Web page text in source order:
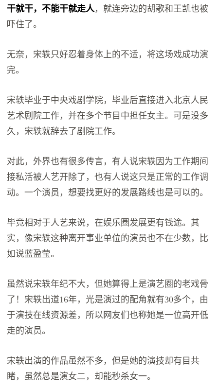
干就干，不能干就走人，就连旁边的胡歌和王凯也被
吓住了。
无奈，宋轶只好忍着身体上的不适，将这场戏成功演
完。
宋轶毕业于中央戏剧学院，毕业后直接进入北京人民
艺术剧院工作，并在多个节目中担任女主。可是没多
久，宋轶就辞去了剧院工作。
对此，外界也有很多传言，有人说宋轶因为工作期间
接私活被人艺开除了，也有人说这只是正常的工作调
动。一个演员，想要找更好的发展路线也是可以的。
毕竟相对于人艺来说，在娱乐圈发展更有钱途。其
实，像宋轶这种离开事业单位的演员也不在少数，比
如说蓝盈莹。
虽然说宋轶年纪不大，但她算得上是演艺圈的老戏骨
了！宋轶出道16年，光是演过的配角就有30多个，由
于演技在线资源差，所以网友们也称她是一位高开低
走的演员。
宋轶出演的作品虽然不多，但是她的演技却有目共
睹，虽然总是演女二，却能秒杀女一。